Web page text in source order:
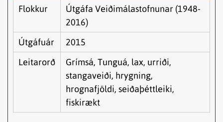
Flokkur
Útgáfa Veiðimálastofnunar (1948-
2016)
Útgáfuár
2015
Leitarorð
Grímsá, Tunguá, lax, urriði,
stangaveiði, hrygning,
hrognafjöldi, seiðaþéttleiki,
fiskirækt